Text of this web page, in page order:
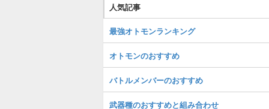
人気記事
最強オトモンランキング
オトモンのおすすめ
バトルメンバーのおすすめ
武器種のおすすめと組み合わせ